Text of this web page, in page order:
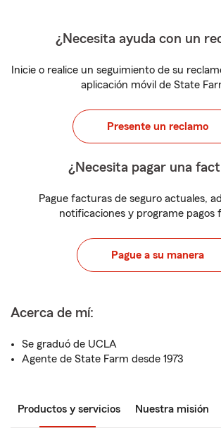
¿Necesita ayuda con un
Inicie o realice un seguimiento de su
aplicación móvil de State
Presente un reclamo
¿Necesita pagar una
Pague facturas de seguro actuales,
notificaciones y programe pagos
Pague a su manera
Acerca de mí:
Se graduó de UCLA
Agente de State Farm desde 1973
Productos y servicios Nuestra misión